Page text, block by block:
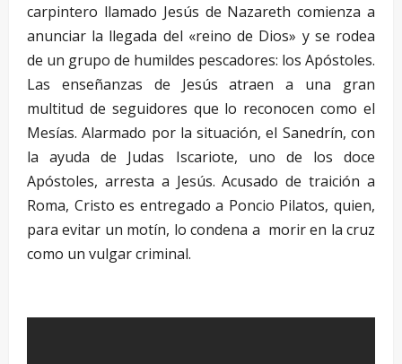
carpintero llamado Jesús de Nazareth comienza a
anunciar la llegada del «reino de Dios» y se rodea
de un grupo de humildes pescadores: los Apóstoles.
Las enseñanzas de Jesús atraen a una gran
multitud de seguidores que lo reconocen como el
Mesías. Alarmado por la situación, el Sanedrín, con
la ayuda de Judas Iscariote, uno de los doce
Apóstoles, arresta a Jesús. Acusado de traición a
Roma, Cristo es entregado a Poncio Pilatos, quien,
para evitar un motín, lo condena a morir en la cruz
como un vulgar criminal.